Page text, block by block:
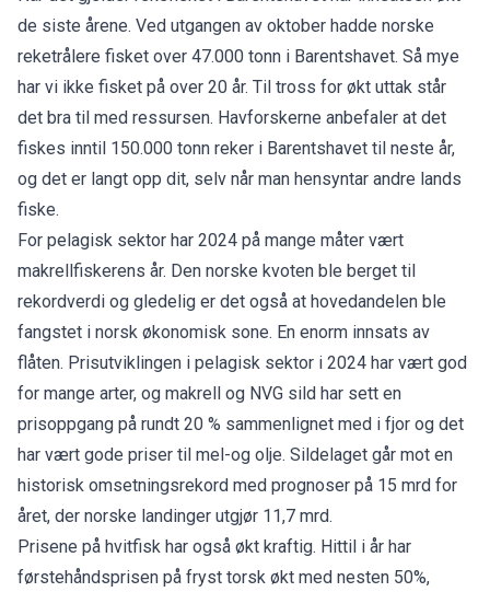
de siste årene. Ved utgangen av oktober hadde norske
reketrålere fisket over 47.000 tonn i Barentshavet. Så mye
har vi ikke fisket på over 20 år. Til tross for økt uttak står
det bra til med ressursen. Havforskerne anbefaler at det
fiskes inntil 150.000 tonn reker i Barentshavet til neste år,
og det er langt opp dit, selv når man hensyntar andre lands
fiske.
For pelagisk sektor har 2024 på mange måter vært
makrellfiskerens år. Den norske kvoten ble berget til
rekordverdi og gledelig er det også at hovedandelen ble
fangstet i norsk økonomisk sone. En enorm innsats av
flåten. Prisutviklingen i pelagisk sektor i 2024 har vært god
for mange arter, og makrell og NVG sild har sett en
prisoppgang på rundt 20 % sammenlignet med i fjor og det
har vært gode priser til mel-og olje. Sildelaget går mot en
historisk omsetningsrekord med prognoser på 15 mrd for
året, der norske landinger utgjør 11,7 mrd.
Prisene på hvitfisk har også økt kraftig. Hittil i år har
førstehåndsprisen på fryst torsk økt med nesten 50%,